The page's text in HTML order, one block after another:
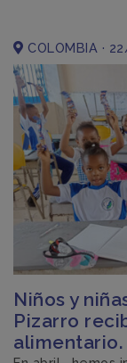
COLOMBIA ·
Niños y
Pizarro
alimentario.